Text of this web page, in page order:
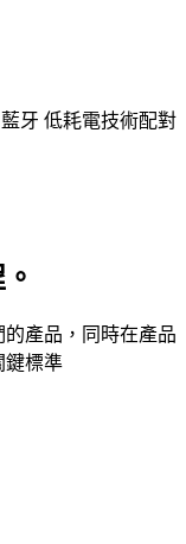
藍牙 低耗電技術配對
產品，同時在產品
鍵標準